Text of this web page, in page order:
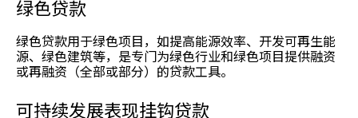
绿色贷款
绿色贷款用于绿色项目，如提高能源效率、开发可再生能
源、绿色建筑等，是专门为绿色行业和绿色项目提供融资
或再融资（全部或部分）的贷款工具。
可持续发展表现挂钩贷款